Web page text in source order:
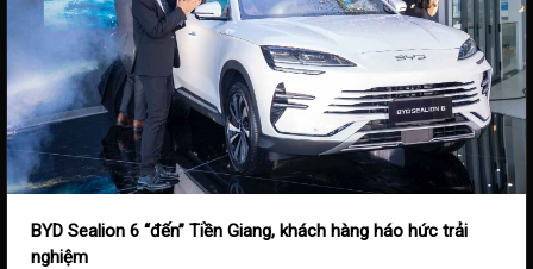
BYD Sealion 6 “đến” Tiền Giang, khách hàng háo hức trải
nghiệm